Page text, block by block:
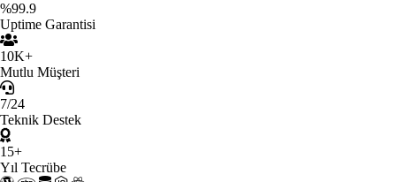
%99.9
Uptime Garantisi
10K+
Mutlu Müşteri
7/24
Teknik Destek
15+
Yıl Tecrübe